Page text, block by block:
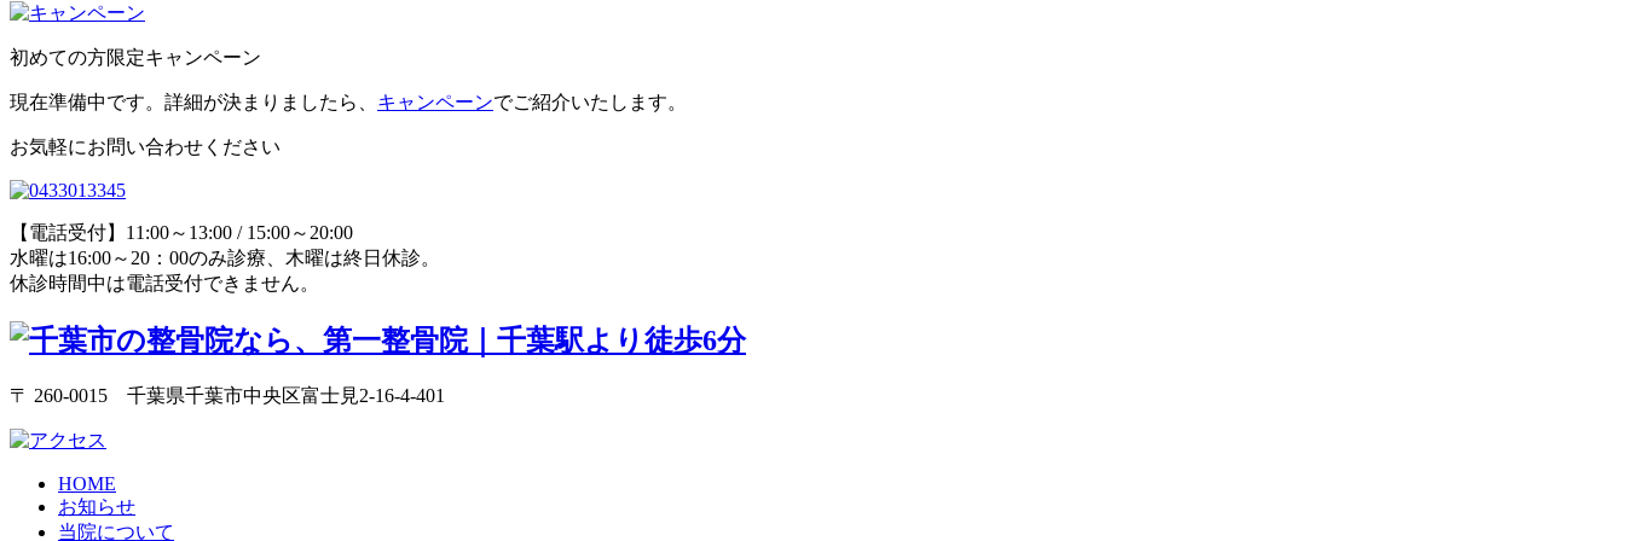
初めての方限定キャンペーン
現在準備中です。詳細が決まりましたら、 キャンペーンでご紹介いたします。
お気軽にお問い合わせください
【電話受付】11:00～13:00 / 15:00～20:00
水曜は16:00～20：00のみ診療、木曜は終日休診。
休診時間中は電話受付できません。
〒 260-0015 千葉県千葉市中央区富士見2-16-4-401
HOME
お知らせ
当院について